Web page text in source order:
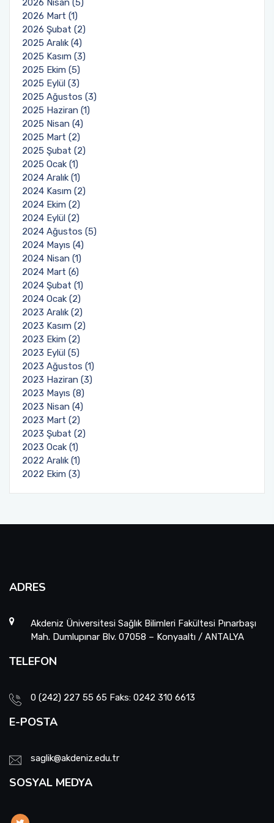
2026 Nisan (5)
2026 Mart (1)
2026 Şubat (2)
2025 Aralık (4)
2025 Kasım (3)
2025 Ekim (5)
2025 Eylül (3)
2025 Ağustos (3)
2025 Haziran (1)
2025 Nisan (4)
2025 Mart (2)
2025 Şubat (2)
2025 Ocak (1)
2024 Aralık (1)
2024 Kasım (2)
2024 Ekim (2)
2024 Eylül (2)
2024 Ağustos (5)
2024 Mayıs (4)
2024 Nisan (1)
2024 Mart (6)
2024 Şubat (1)
2024 Ocak (2)
2023 Aralık (2)
2023 Kasım (2)
2023 Ekim (2)
2023 Eylül (5)
2023 Ağustos (1)
2023 Haziran (3)
2023 Mayıs (8)
2023 Nisan (4)
2023 Mart (2)
2023 Şubat (2)
2023 Ocak (1)
2022 Aralık (1)
2022 Ekim (3)
ADRES
Akdeniz Üniversitesi Sağlık Bilimleri Fakültesi Pınarbaşı
Mah. Dumlupınar Blv. 07058 – Konyaaltı / ANTALYA
TELEFON
0 (242) 227 55 65 Faks: 0242 310 6613
E-POSTA
saglik@akdeniz.edu.tr
SOSYAL MEDYA
Fakülte Faaliyet Raporları
Yandal- ÇAP